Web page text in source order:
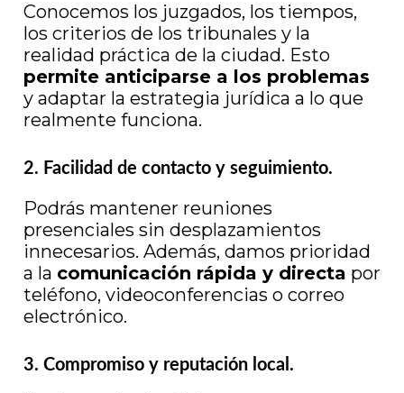
Conocemos los juzgados, los tiempos,
los criterios de los tribunales y la
realidad práctica de la ciudad. Esto
permite anticiparse a los problemas
y adaptar la estrategia jurídica a lo que
realmente funciona.
2. Facilidad de contacto y seguimiento.
Podrás mantener reuniones
presenciales sin desplazamientos
innecesarios. Además, damos prioridad
a la comunicación rápida y directa por
teléfono, videoconferencias o correo
electrónico.
3. Compromiso y reputación local.